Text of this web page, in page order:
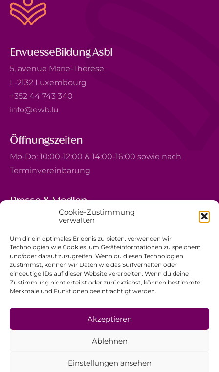
Cookie-Zustimmung
verwalten
Um dir ein optimales Erlebnis zu bieten, verwenden wir
Technologien wie Cookies, um Geräteinformationen zu speichern
und/oder darauf zuzugreifen. Wenn du diesen Technologien
zustimmst, können wir Daten wie das Surfverhalten oder
eindeutige IDs auf dieser Website verarbeiten. Wenn du deine
Zustimmung nicht erteilst oder zurückziehst, können bestimmte
Merkmale und Funktionen beeinträchtigt werden.
Akzeptieren
Ablehnen
Einstellungen ansehen
ErwuesseBildung Asbl
5, avenue Marie-Thérèse
L-2132 Luxembourg
+352 44 743 340
info@ewb.lu
Öffnungszeiten
Mo-Do: 10:00-12:00 & 14:00-16:00 sowie nach
Terminvereinbarung
Presse & Medien
5, avenue Marie-Thérèse
+352 44 743 340
comm@ewb.lu
Spenden
Impressum
Allgemeine Geschäftsbedingungen